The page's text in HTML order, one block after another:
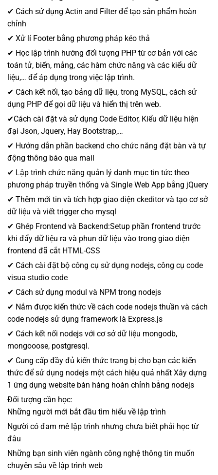
✔ Cách sử dụng Actin and Filter để tạo sản phẩm hoàn
chỉnh
✔ Xử lí Footer bằng phương pháp kéo thả
✔ Học lập trình hướng đối tượng PHP từ cơ bản với các
toán tử, biến, mảng, các hàm chức năng và các kiểu dữ
liệu,… để áp dụng trong việc lập trình.
✔ Cách kết nối, tạo bảng dữ liệu, trong MySQL, cách sử
dụng PHP để gọi dữ liệu và hiển thị trên web.
✔Cách cài đặt và sử dụng Code Editor, Kiểu dữ liệu hiện
đại Json, Jquery, Hay Bootstrap,…
✔ Hướng dẫn phần backend cho chức năng đặt bàn và tự
động thông báo qua mail
✔ Lập trình chức năng quản lý danh mục tin tức theo
phương pháp truyền thống và Single Web App bằng jQuery
✔ Thêm mới tin và tích hợp giao diện ckeditor và tạo cơ sở
dữ liệu và viết trigger cho mysql
✔ Ghép Frontend và Backend:Setup phần frontend trước
khi đẩy dữ liệu ra và phun dữ liệu vào trong giao diện
frontend đã cắt HTML-CSS
✔ Cách cài đặt bộ công cụ sử dụng nodejs, công cụ code
visua studio code
✔ Cách sử dụng modul và NPM trong nodejs
✔ Nắm được kiến thức về cách code nodejs thuần và cách
code nodejs sử dụng framework là Express.js
✔ Cách kết nối nodejs với cơ sở dữ liệu mongodb,
mongooose, postgresql.
✔ Cung cấp đầy đủ kiến thức trang bị cho bạn các kiến
thức để sử dụng nodejs một cách hiệu quả nhất Xây dựng
1 ứng dụng website bán hàng hoàn chỉnh bằng nodejs
Đối tượng cần học:
Những người mới bắt đầu tìm hiểu về lập trình
Người có đam mê lập trình nhưng chưa biết phải học từ
đâu
Những bạn sinh viên ngành công nghệ thông tin muốn
chuyên sâu về lập trình web